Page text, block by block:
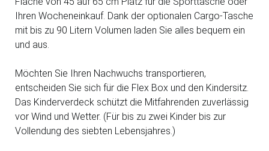
Ihren Wocheneinkauf. Dank der optionalen Cargo-Tasche
mit bis zu 90 Litern Volumen laden Sie alles bequem ein
und aus.
Möchten Sie Ihren Nachwuchs transportieren,
entscheiden Sie sich für die Flex Box und den Kindersitz.
Das Kinderverdeck schützt die Mitfahrenden zuverlässig
vor Wind und Wetter. (Für bis zu zwei Kinder bis zur
Vollendung des siebten Lebensjahres.)